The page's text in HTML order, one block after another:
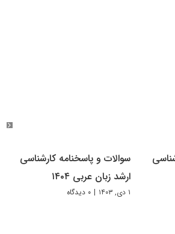
سوالات و پاسخنامه کارشناسی
ارشد زبان عربی ۱۴۰۴
۱ دی, ۱۴۰۳ | ۰ دیدگاه